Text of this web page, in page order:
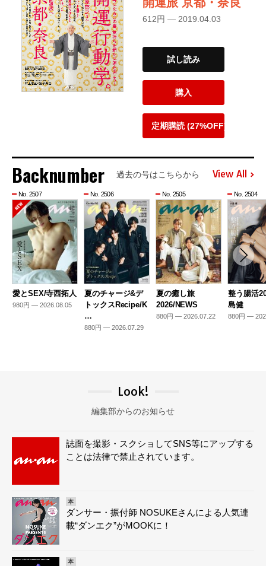
612円 — 2019.04.03
試し読み
購入
定期購読 (27%OFF)
Backnumber 過去の号はこちらから View All
No. 2507
愛とSEX/寺西拓人
980円 — 2026.08.05
No. 2506
夏のチャージ&デ
トックスRecipe/K
…
880円 — 2026.07.29
No. 2505
夏の癒し旅
2026/NEWS
880円 — 2026.07.22
No. 2504
整う腸活
島健
880円 —
Look!
編集部からのお知らせ
誌面を撮影・スクショしてSNS等にアップする
ことは法律で禁止されています。
本
ダンサー・振付師 NOSUKEさんによる人気連
載“ダンエク”がMOOKに！
本